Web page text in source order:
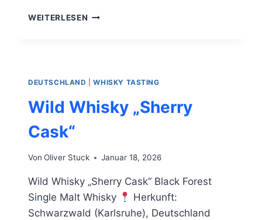
WEITERLESEN SLYRS
DEUTSCHLAND |WHISKY TASTING
Wild Whisky „Sherry
Cask“
Von Oliver Stuck Januar 18, 2026
Wild Whisky „Sherry Cask“ Black Forest
Single Malt Whisky
Herkunft:
Schwarzwald (Karlsruhe), Deutschland